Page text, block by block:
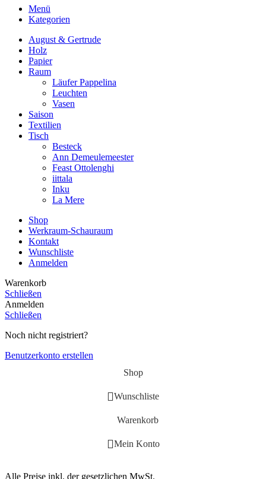
Menü
Kategorien
August & Gertrude
Holz
Papier
Raum
Läufer Pappelina
Leuchten
Vasen
Saison
Textilien
Tisch
Besteck
Ann Demeulemeester
Feast Ottolenghi
iittala
Inku
La Mere
Shop
Werkraum-Schauraum
Kontakt
Wunschliste
Anmelden
Warenkorb
Schließen
Anmelden
Schließen
Noch nicht registriert?
Benutzerkonto erstellen
Shop
Wunschliste
Warenkorb
Mein Konto
Alle Preise inkl. der gesetzlichen MwSt.